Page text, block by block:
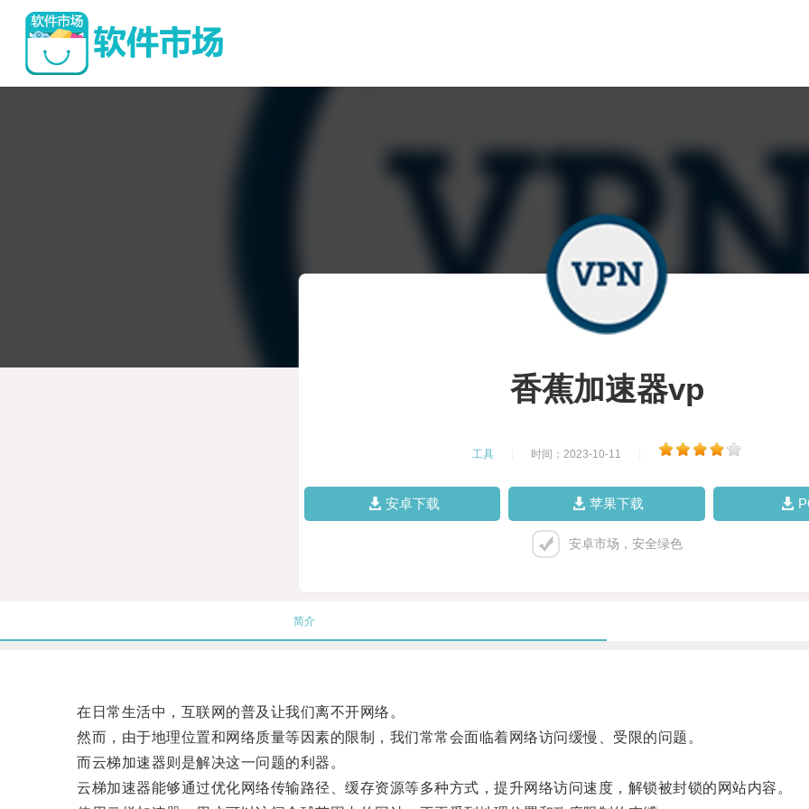
香蕉加速器vp
工具 时间：2023-10-11
安卓下载 苹果下载
安卓市场，安全绿色
简介
在日常生活中，互联网的普及让我们离不开网络。
然而，由于地理位置和网络质量等因素的限制，我们常常会面临着网络访问缓慢、受限的问题。
而云梯加速器则是解决这一问题的利器。
云梯加速器能够通过优化网络传输路径、缓存资源等多种方式，提升网络访问速度，解锁被封锁的网站内容。